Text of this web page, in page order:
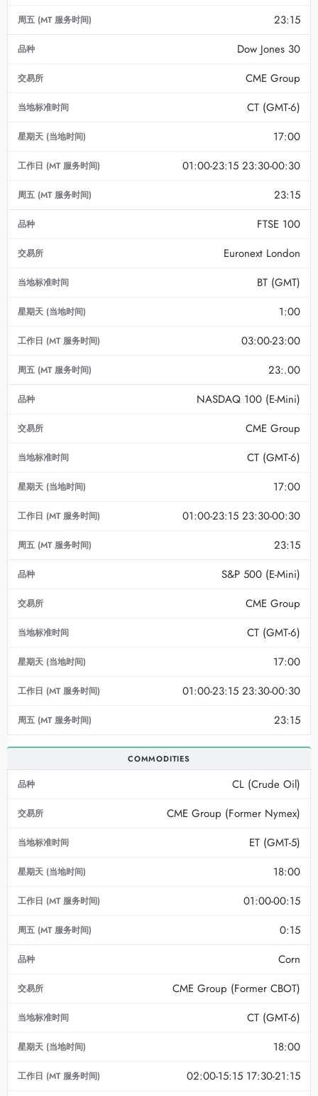
23:15
Dow Jones 30
CME Group
CT (GMT-6)
17:00
01:00-23:15 23:30-00:30
23:15
FTSE 100
Euronext London
BT (GMT)
1:00
03:00-23:00
23:.00
NASDAQ 100 (E-Mini)
CME Group
CT (GMT-6)
17:00
01:00-23:15 23:30-00:30
23:15
S&P 500 (E-Mini)
CME Group
CT (GMT-6)
17:00
01:00-23:15 23:30-00:30
23:15
COMMODITIES
CL (Crude Oil)
CME Group (Former Nymex)
ET (GMT-5)
18:00
01:00-00:15
0:15
Corn
CME Group (Former CBOT)
CT (GMT-6)
18:00
02:00-15:15 17:30-21:15